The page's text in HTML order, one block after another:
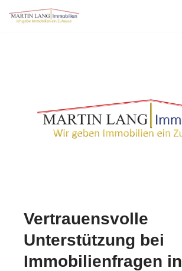
Vertrauensvolle
Unterstützung bei
Immobilienfragen in